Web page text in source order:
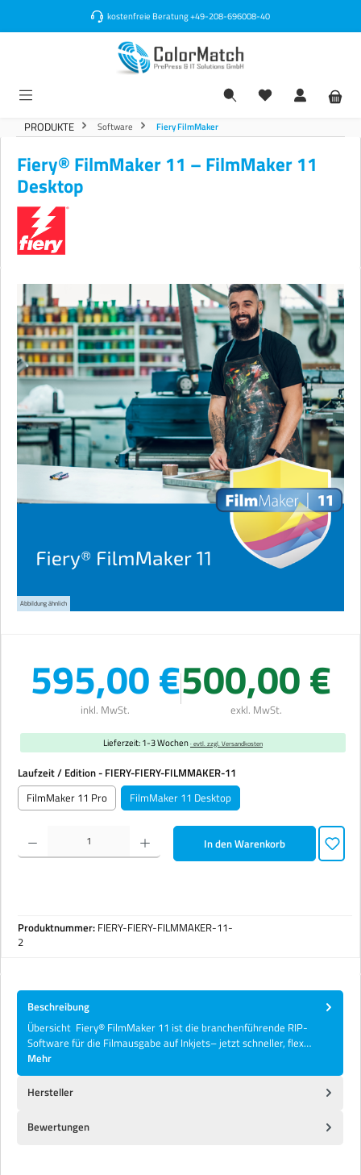
kostenfreie Beratung+49-208-696008-40
PRODUKTE Software Fiery FilmMaker
Fiery® FilmMaker 11 – FilmMaker 11
Desktop
Bildergalerie überspringen
Abbildung ähnlich
595,00 €
inkl. MwSt.
500,00 €
exkl. MwSt.
Lieferzeit: 1-3 Wochen· evtl. zzgl. Versandkosten
Laufzeit / Edition - FIERY-FIERY-FILMMAKER-11
FilmMaker 11 Pro
FilmMaker 11 Desktop
Produkt Anzahl: Gib den gewünschten Wert ein oder benutze die Schaltflächen um die Anzahl zu
In den Warenkorb
Produktnummer: FIERY-FIERY-FILMMAKER-11-
2
Beschreibung
Übersicht Fiery® FilmMaker 11 ist die branchenführende RIP-
Software für die Filmausgabe auf Inkjets– jetzt schneller, flex…
Mehr
Hersteller
Bewertungen